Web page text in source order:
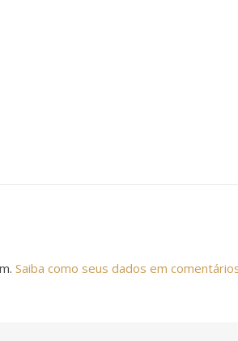
Saiba como seus dados em